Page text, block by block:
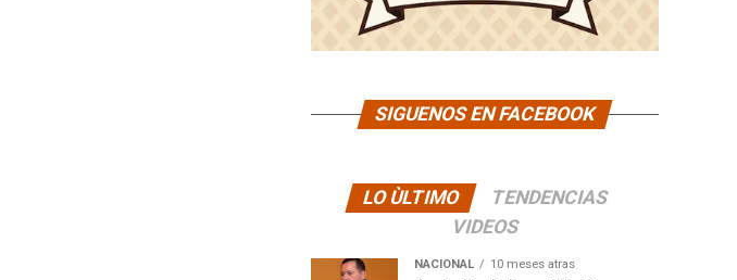
SIGUENOS EN FACEBOOK
LO ÙLTIMO
TENDENCIAS
VIDEOS
NACIONAL 10 meses atras